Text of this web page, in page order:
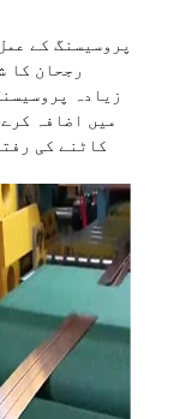
پروسیسنگ کے
رجحان کا
زیادہ
میں اضافہ
کاٹنے کی